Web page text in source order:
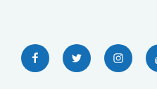
FacebookTwitter